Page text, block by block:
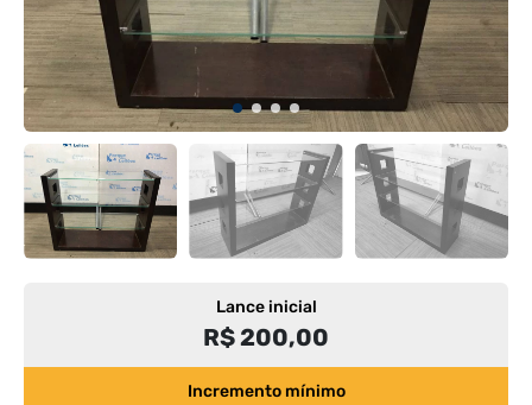
Lance inicial
R$ 200,00
Incremento mínimo